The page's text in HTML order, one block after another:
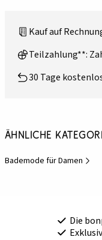
Kauf auf
Teilzahlung**:
30 Tage
Ähnliche
Bademode für Damen
Die